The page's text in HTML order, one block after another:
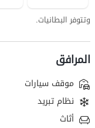
وتتوفر البطانيات.
المرافق
موقف سيارات
نظام تبريد
أثاث